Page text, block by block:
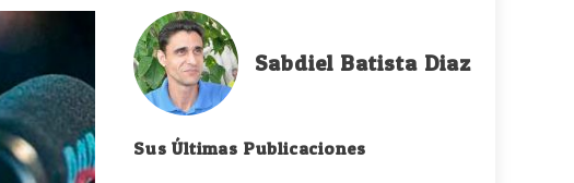
Sabdiel Batista Diaz
Sus Últimas Publicaciones